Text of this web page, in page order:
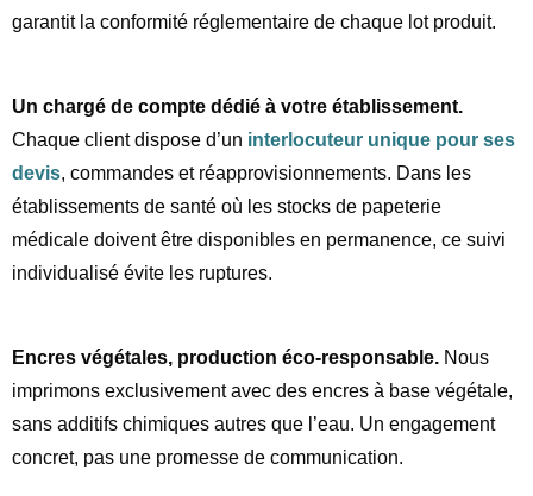
garantit la conformité réglementaire de chaque lot produit.
Un chargé de compte dédié à votre établissement.
Chaque client dispose d’un interlocuteur unique pour ses
devis, commandes et réapprovisionnements. Dans les
établissements de santé où les stocks de papeterie
médicale doivent être disponibles en permanence, ce suivi
individualisé évite les ruptures.
Encres végétales, production éco-responsable. Nous
imprimons exclusivement avec des encres à base végétale,
sans additifs chimiques autres que l’eau. Un engagement
concret, pas une promesse de communication.